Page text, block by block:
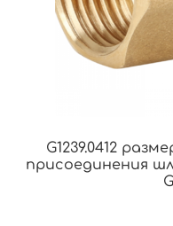
G1239.0412
присоединения